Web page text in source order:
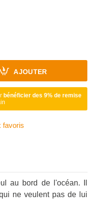
AJOUTER
bénéficier des 9% de remise
favoris
au bord de l'océan. Il
ne veulent pas de lui